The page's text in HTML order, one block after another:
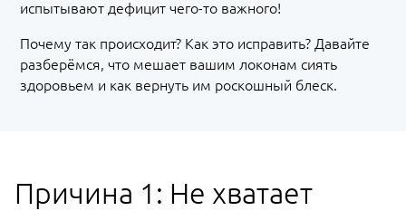
испытывают дефицит чего-то важного!
Почему так происходит? Как это исправить? Давайте
разберёмся, что мешает вашим локонам сиять
здоровьем и как вернуть им роскошный блеск.
Причина 1: Не хватает